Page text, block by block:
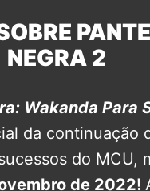
NEGRA 2
Wakanda Para
da continuação
do MCU,
de 2022!